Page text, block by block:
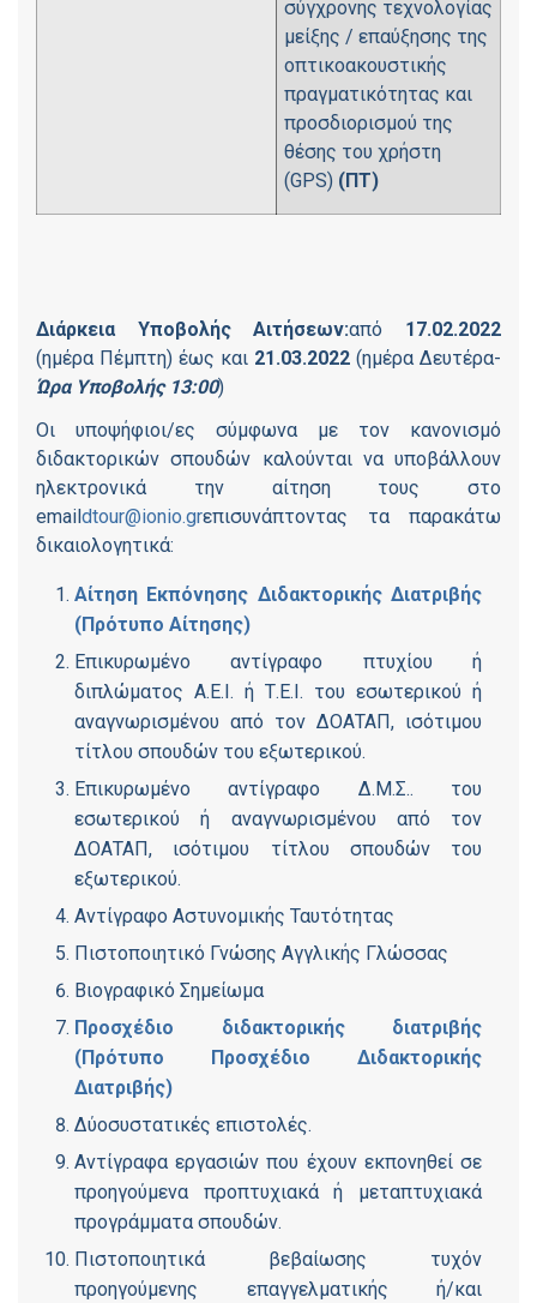
σύγχρονης τεχνολογίας
μείξης / επαύξησης της
οπτικοακουστικής
πραγματικότητας και
προσδιορισμού της
θέσης του χρήστη
(GPS) (ΠΤ)
Διάρκεια Υποβολής Αιτήσεων:από 17.02.2022
(ημέρα Πέμπτη) έως και 21.03.2022 (ημέρα Δευτέρα-
Ώρα Υποβολής 13:00)
Οι υποψήφιοι/ες σύμφωνα με τον κανονισμό
διδακτορικών σπουδών καλούνται να υποβάλλουν
ηλεκτρονικά την αίτηση τους στο
emaildtour@ionio.grεπισυνάπτοντας τα παρακάτω
δικαιολογητικά:
Αίτηση Εκπόνησης Διδακτορικής Διατριβής
(Πρότυπο Αίτησης)
Επικυρωμένο αντίγραφο πτυχίου ή
διπλώματος Α.Ε.Ι. ή Τ.Ε.Ι. του εσωτερικού ή
αναγνωρισμένου από τον ΔΟΑΤΑΠ, ισότιμου
τίτλου σπουδών του εξωτερικού.
Επικυρωμένο αντίγραφο Δ.Μ.Σ.. του
εσωτερικού ή αναγνωρισμένου από τον
ΔΟΑΤΑΠ, ισότιμου τίτλου σπουδών του
εξωτερικού.
Αντίγραφο Αστυνομικής Ταυτότητας
Πιστοποιητικό Γνώσης Αγγλικής Γλώσσας
Βιογραφικό Σημείωμα
Προσχέδιο διδακτορικής διατριβής
(Πρότυπο Προσχέδιο Διδακτορικής
Διατριβής)
Δύοσυστατικές επιστολές.
Αντίγραφα εργασιών που έχουν εκπονηθεί σε
προηγούμενα προπτυχιακά ή μεταπτυχιακά
προγράμματα σπουδών.
Πιστοποιητικά βεβαίωσης τυχόν
προηγούμενης επαγγελματικής ή/και